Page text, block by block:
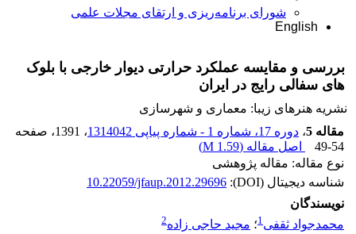
شورای برنامه‌ریزی و ارتقای مجلات علمی
English
بررسی و مقایسه عملکرد حرارتی دیوار خارجی با بلوک
های سفالی رایج در ایران
نشریه هنرهای زیبا: معماری و شهرسازی
مقاله 5
، دوره 17، شماره 1 - شماره پیاپی 1314042 ، 1391
، صفحه
49-54
اصل مقاله (1.59 M
)
نوع مقاله: مقاله پژوهشی
شناسه دیجیتال (DOI):
10.22059/jfaup.2012.29696
نویسندگان
محمدجواد ثقفی1؛ مجید حاجی زاده2